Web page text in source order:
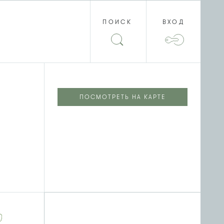
ПОИСК ВХОД
ПОСМОТРЕТЬ НА КАРТЕ